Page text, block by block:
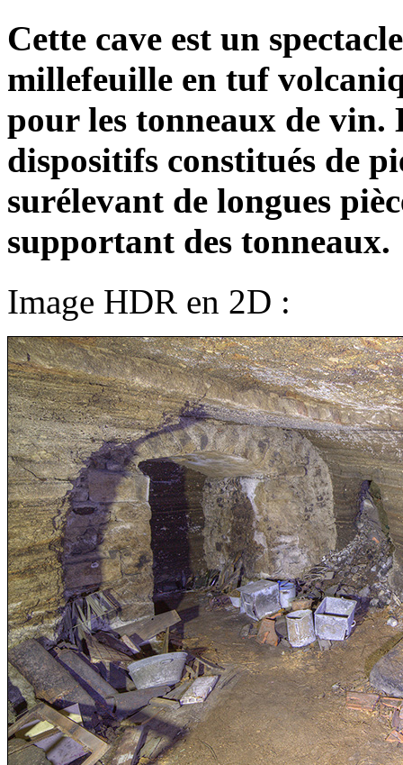
Cette cave est un
millefeuille en tuf
pour les tonneaux de vin.
dispositifs constitués de
surélevant de longues
supportant des tonneaux.
Image HDR en 2D :